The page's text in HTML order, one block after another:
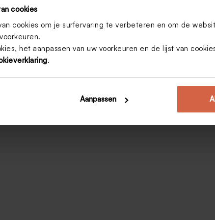
cookies
cookies om je surfervaring te verbeteren en om de
het aanpassen van uw voorkeuren en de lijst van
.
Aanpassen